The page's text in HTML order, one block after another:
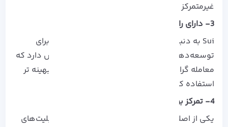
غیرمتمرکز کار کنند.
3- دارای رابط کاربری ساده
Sui به دنبال یک تجربه کاربری ساده و کاربرپسند برای
توسعه‌دهندگان بوده و همواره بر این مورد تلاش دارد که
معامله گران بتوانند از دنیای بلوک‌چین به صورت بهینه تر
استفاده کنند.
4- تمرکز بر قابلیت‌های غیرمتمرکز
یکی از اصلی ترین ویژگی های این ارز، تمرکز بر قابلیت‌های